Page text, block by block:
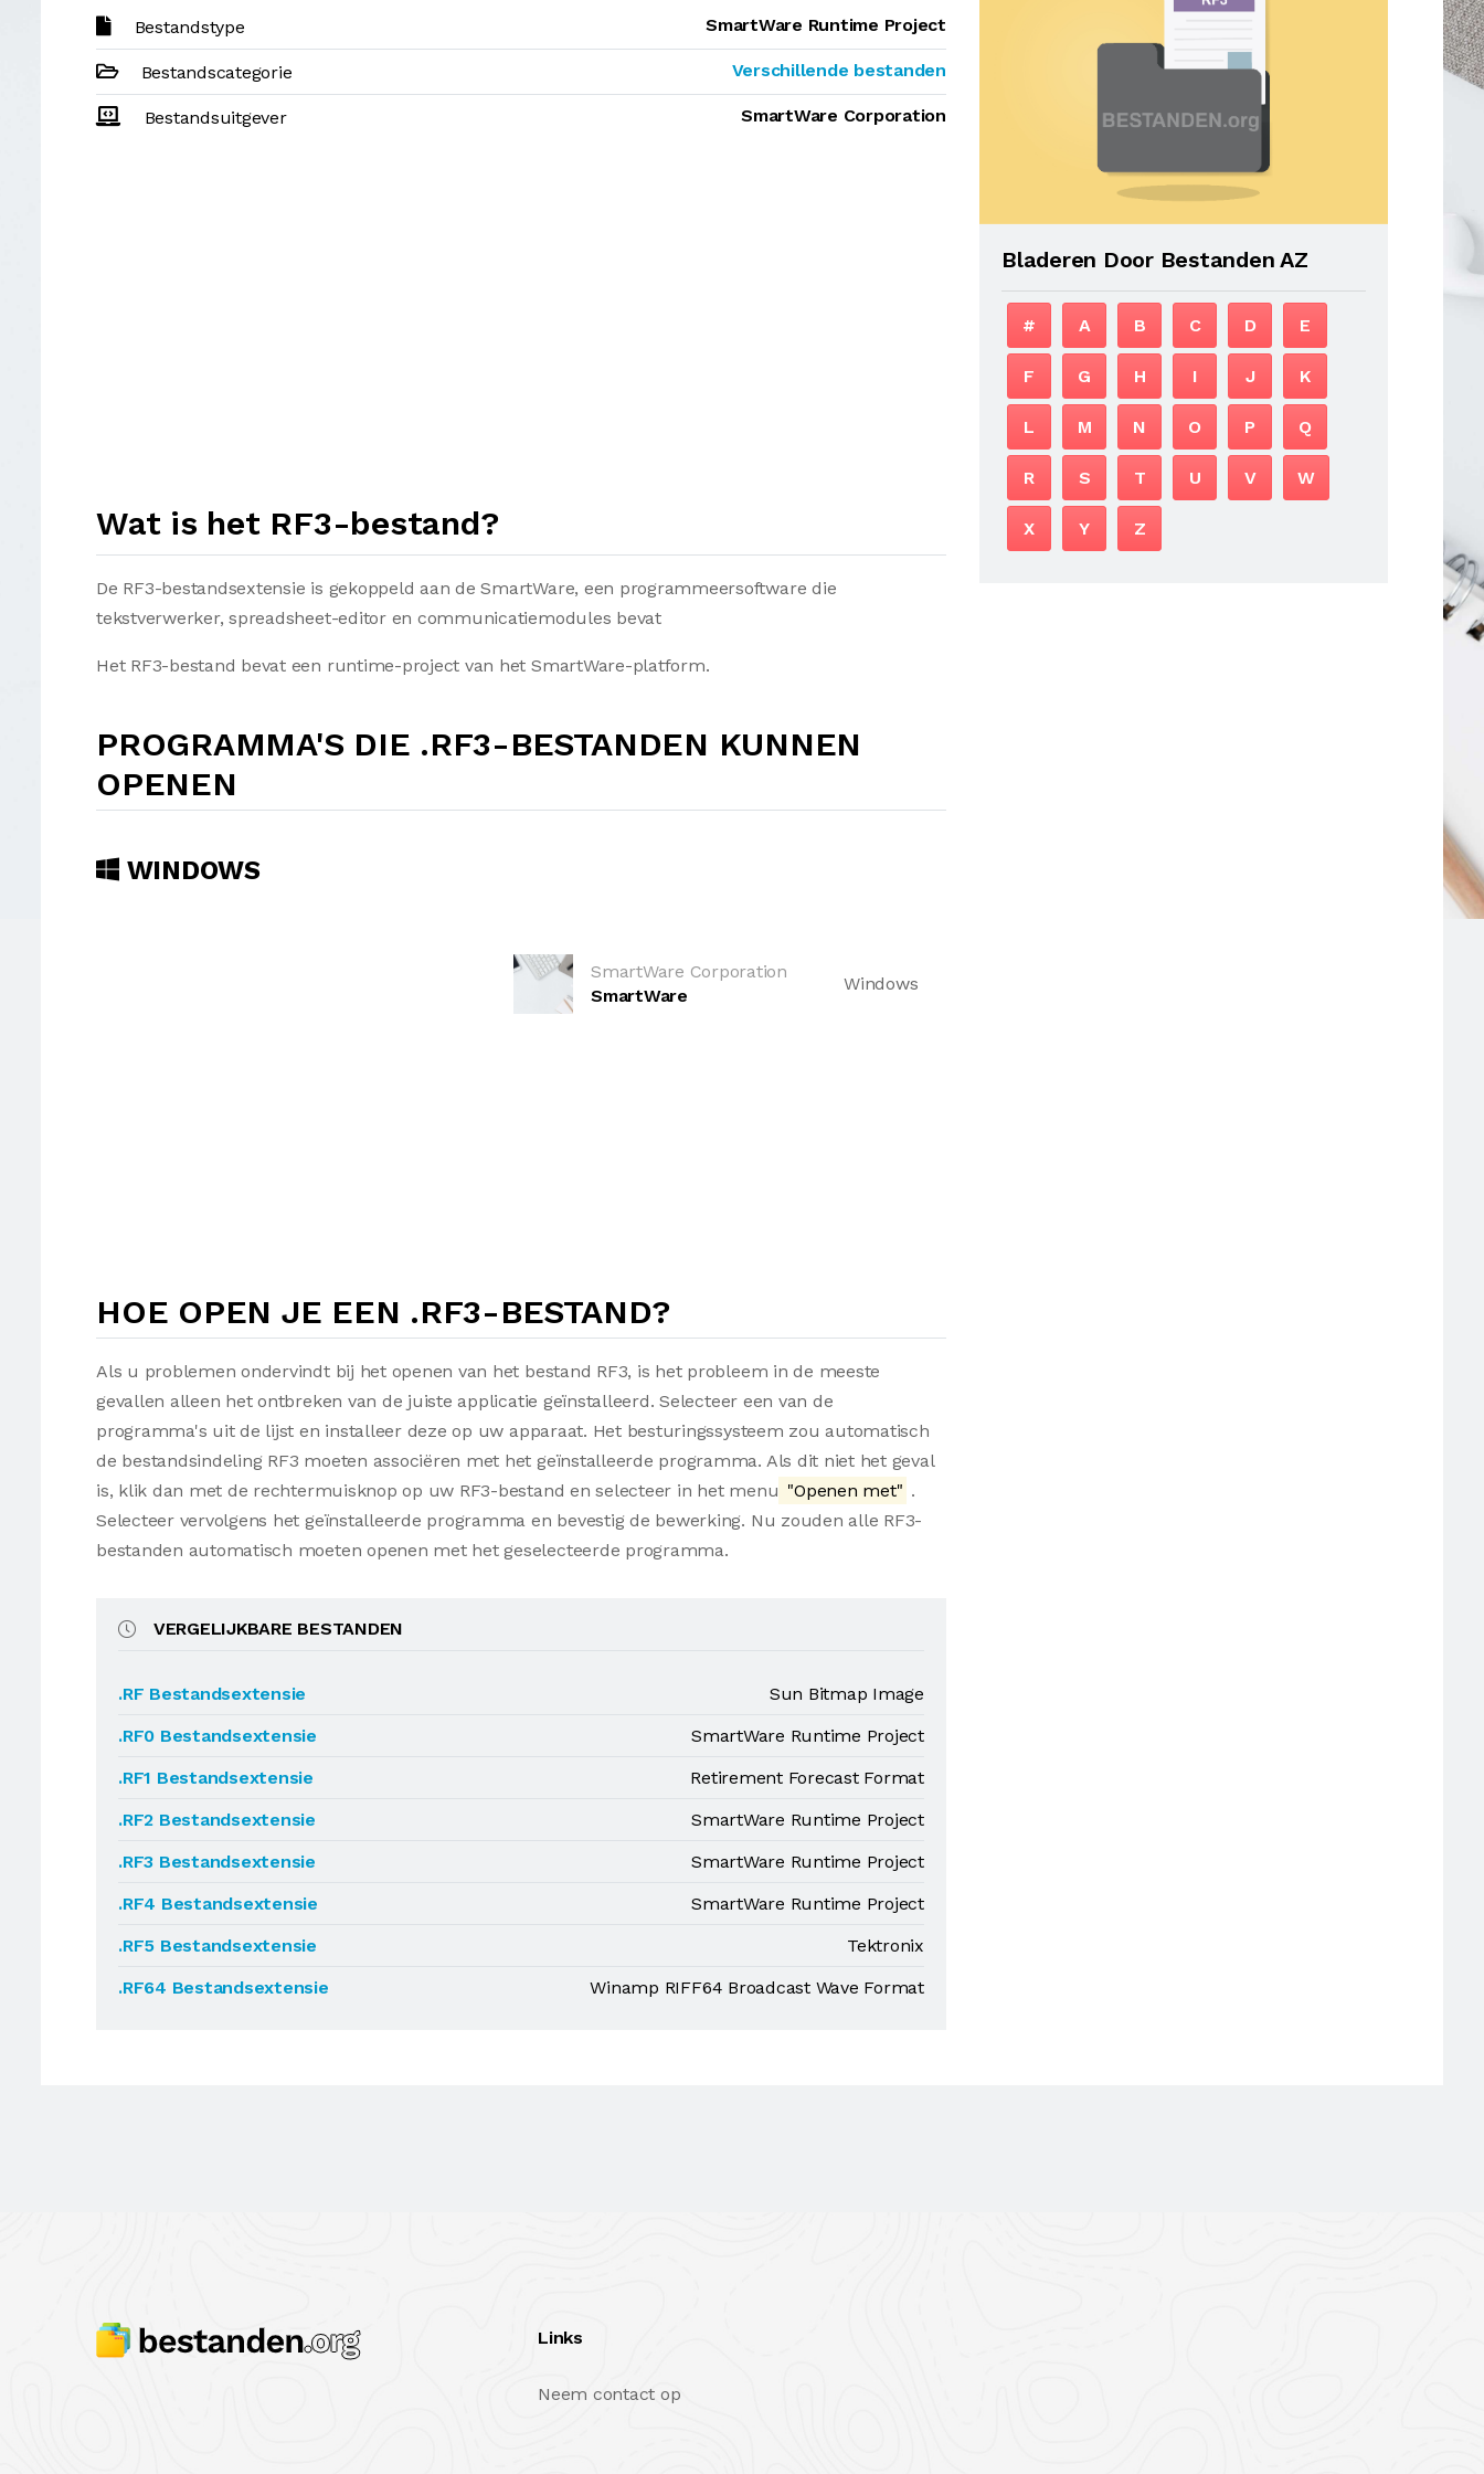
Bestandstype SmartWare Runtime Project
Bestandscategorie Verschillende bestanden
Bestandsuitgever SmartWare Corporation
Wat is het RF3-bestand?
De RF3-bestandsextensie is gekoppeld aan de SmartWare, een programmeersoftware die
tekstverwerker, spreadsheet-editor en communicatiemodules bevat
Het RF3-bestand bevat een runtime-project van het SmartWare-platform.
PROGRAMMA'S DIE .RF3-BESTANDEN KUNNEN
OPENEN
WINDOWS
SmartWare Corporation
SmartWare
Windows
HOE OPEN JE EEN .RF3-BESTAND?
Als u problemen ondervindt bij het openen van het bestand RF3, is het probleem in de meeste
gevallen alleen het ontbreken van de juiste applicatie geïnstalleerd. Selecteer een van de
programma's uit de lijst en installeer deze op uw apparaat. Het besturingssysteem zou automatisch
de bestandsindeling RF3 moeten associëren met het geïnstalleerde programma. Als dit niet het geval
is, klik dan met de rechtermuisknop op uw RF3-bestand en selecteer in het menu "Openen met" .
Selecteer vervolgens het geïnstalleerde programma en bevestig de bewerking. Nu zouden alle RF3-
bestanden automatisch moeten openen met het geselecteerde programma.
VERGELIJKBARE BESTANDEN
.RF Bestandsextensie
Sun Bitmap Image
.RF0 Bestandsextensie
SmartWare Runtime Project
.RF1 Bestandsextensie
Retirement Forecast Format
.RF2 Bestandsextensie
SmartWare Runtime Project
.RF3 Bestandsextensie
SmartWare Runtime Project
.RF4 Bestandsextensie
SmartWare Runtime Project
.RF5 Bestandsextensie
Tektronix
.RF64 Bestandsextensie
Winamp RIFF64 Broadcast Wave Format
Bladeren Door Bestanden AZ
# A B C D E
F G H I J K
L M N O P Q
R S T U V W
X Y Z
Links
Neem contact op